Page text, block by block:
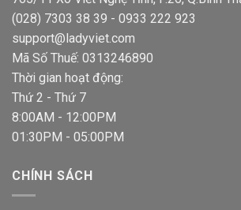
(028) 7303 38 39 - 0933 222 923
support@ladyviet.com
Mã Số Thuế: 0313246890
Thời gian hoạt động:
Thứ 2 - Thứ 7
8:00AM - 12:00PM
01:30PM - 05:00PM
CHÍNH SÁCH